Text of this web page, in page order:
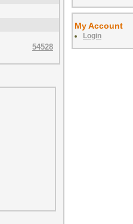
54528
My Account
Login